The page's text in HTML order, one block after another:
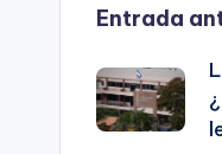
de
Entrada